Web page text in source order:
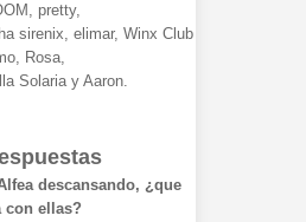
pretty,
sirenix, elimar, Winx Club
Rosa,
Solaria y Aaron.
descansando, ¿que
con ellas?